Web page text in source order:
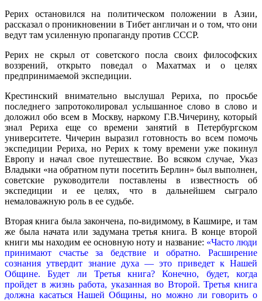
Рерих остановился на политическом положении в Азии,
рассказал о проникновении в Тибет англичан и о том, что они
ведут там усиленную пропаганду против СССР.
Рерих не скрыл от советского посла своих философских
воззрений, открыто поведал о Махатмах и о целях
предпринимаемой экспедиции.
Крестинский внимательно выслушал Рериха, по просьбе
последнего запротоколировал услышанное слово в слово и
доложил обо всем в Москву, наркому Г.В.Чичерину, который
знал Рериха еще со времени занятий в Петербургском
университете. Чичерин выразил готовность во всем помочь
экспедиции Рериха, но Рерих к тому времени уже покинул
Европу и начал свое путешествие. Во всяком случае, Указ
Владыки «на обратном пути посетить Берлин» был выполнен,
советские руководители поставлены в известность об
экспедиции и ее целях, что в дальнейшем сыграло
немаловажную роль в ее судьбе.
Вторая книга была закончена, по-видимому, в Кашмире, и там
же была начата или задумана третья книга. В конце второй
книги мы находим ее основную ноту и название: «Часто люди
принимают счастье за бедствие и обратно. Расширение
сознания утвердит знание духа — это приведет к Нашей
Общине. Будет ли Третья книга? Конечно, будет, когда
пройдет в жизнь работа, указанная во Второй. Третья книга
должна касаться Нашей Общины, но можно ли говорить о